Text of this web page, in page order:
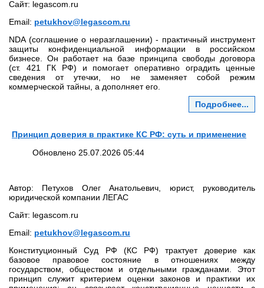
Сайт: legascom.ru
Email: petukhov@legascom.ru
NDA (соглашение о неразглашении) - практичный инструмент
защиты конфиденциальной информации в российском
бизнесе. Он работает на базе принципа свободы договора
(ст. 421 ГК РФ) и помогает оперативно оградить ценные
сведения от утечки, но не заменяет собой режим
коммерческой тайны, а дополняет его.
Подробнее...
Принцип доверия в практике КС РФ: суть и применение
Обновлено 25.07.2026 05:44
Автор: Петухов Олег Анатольевич, юрист, руководитель
юридической компании ЛЕГАС
Сайт: legascom.ru
Email: petukhov@legascom.ru
Конституционный Суд РФ (КС РФ) трактует доверие как
базовое правовое состояние в отношениях между
государством, обществом и отдельными гражданами. Этот
принцип служит критерием оценки законов и практики их